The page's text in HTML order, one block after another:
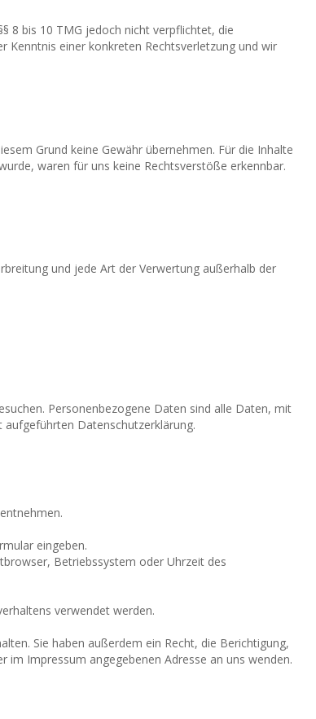
8 bis 10 TMG jedoch nicht verpflichtet, die
einer konkreten Rechtsverletzung und wir
Grund keine Gewähr übernehmen. Für die Inhalte
waren für uns keine Rechtsverstöße erkennbar.
und jede Art der Verwertung außerhalb der
Personenbezogene Daten sind alle Daten, mit
Datenschutzerklärung.
eingeben.
Betriebssystem oder Uhrzeit des
verwendet werden.
Sie haben außerdem ein Recht, die Berichtigung,
Impressum angegebenen Adresse an uns wenden.